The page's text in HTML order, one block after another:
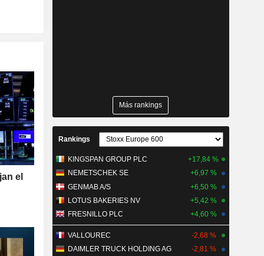
el
Más rankings
Rankings
KINGSPAN GROUP PLC
+17,84 %
NEMETSCHEK SE
+6,97 %
GENMAB A/S
+6,50 %
LOTUS BAKERIES NV
+5,42 %
FRESNILLO PLC
+4,60 %
VALLOUREC
-2,68 %
DAIMLER TRUCK HOLDING AG
-2,81 %